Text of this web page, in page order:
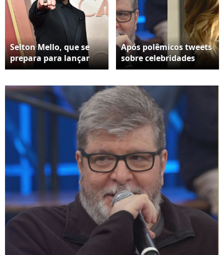
Selton Mello, que se
prepara para lançar
mais uma temporada
no Globoplay,
dispensou adesivos e
medicamentos para
largar o cigarro. O
ponto de partida para
o fim do cigarro em
sua vida é que ‘aquilo
fede muito
Após polêmicos tweets
sobre celebridades
brasileiras, Marcelo
perfil no X, gerando
reações divididas nas
redes